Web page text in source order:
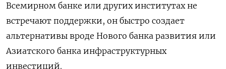
Всемирном банке или других институтах не
встречают поддержки, он быстро создает
альтернативы вроде Нового банка развития или
Азиатского банка инфраструктурных
инвестиций.